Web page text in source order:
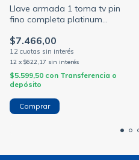
Llave armada 1 toma tv pin
fino completa platinum
noche jeluz (JELUZ)
$7.466,00
12 x $622,17 sin interés
$5.599,50 con Transferencia o
depósito